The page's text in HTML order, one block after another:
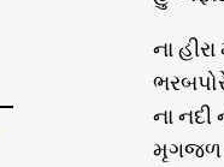
ના
ના
મૃગજળ